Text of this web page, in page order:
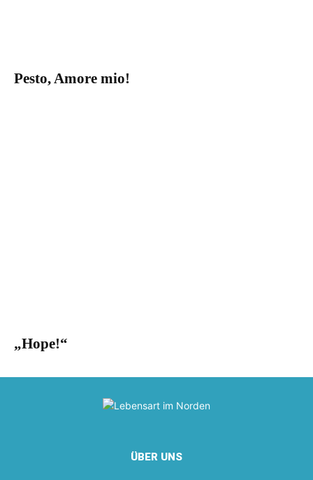
Pesto, Amore mio!
„Hope!“
ÜBER UNS